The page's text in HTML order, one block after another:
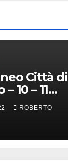
Città di
10 – 11
2022
ROBERTO